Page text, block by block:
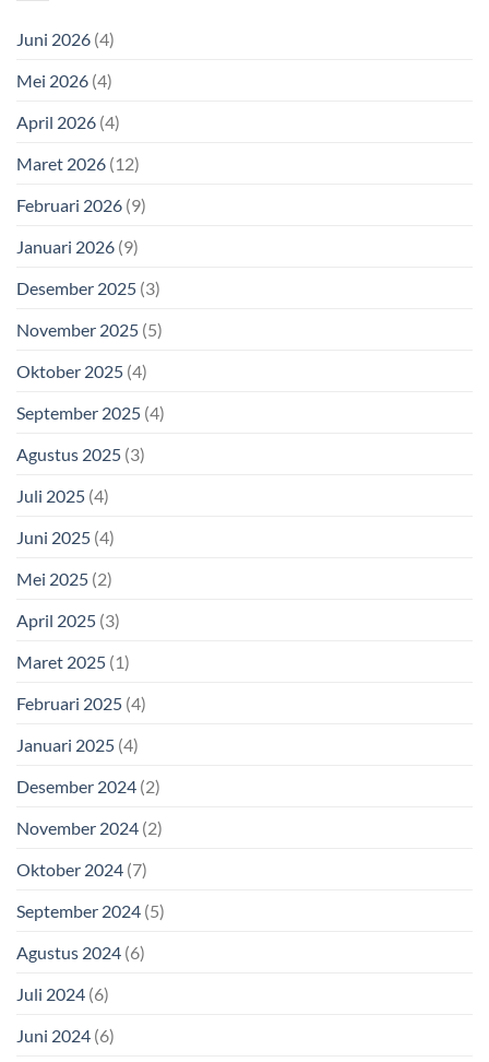
Juni 2026 (4)
Mei 2026 (4)
April 2026 (4)
Maret 2026 (12)
Februari 2026 (9)
Januari 2026 (9)
Desember 2025 (3)
November 2025 (5)
Oktober 2025 (4)
September 2025 (4)
Agustus 2025 (3)
Juli 2025 (4)
Juni 2025 (4)
Mei 2025 (2)
April 2025 (3)
Maret 2025 (1)
Februari 2025 (4)
Januari 2025 (4)
Desember 2024 (2)
November 2024 (2)
Oktober 2024 (7)
September 2024 (5)
Agustus 2024 (6)
Juli 2024 (6)
Juni 2024 (6)